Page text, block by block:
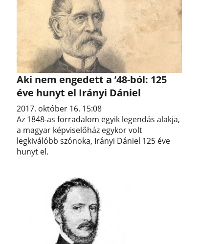
Aki nem engedett a ’48-ból: 125
éve hunyt el Irányi Dániel
2017. október 16. 15:08
Az 1848-as forradalom egyik legendás alakja,
a magyar képviselőház egykor volt
legkiválóbb szónoka, Irányi Dániel 125 éve
hunyt el.